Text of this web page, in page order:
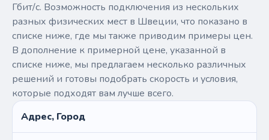
Гбит/с. Возможность подключения из нескольких
разных физических мест в Швеции, что показано в
списке ниже, где мы также приводим примеры цен.
В дополнение к примерной цене, указанной в
списке ниже, мы предлагаем несколько различных
решений и готовы подобрать скорость и условия,
которые подходят вам лучше всего.
Адрес, Город